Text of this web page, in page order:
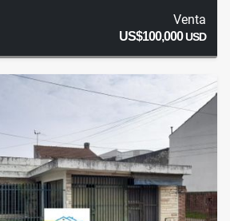
Venta
US$100,000USD